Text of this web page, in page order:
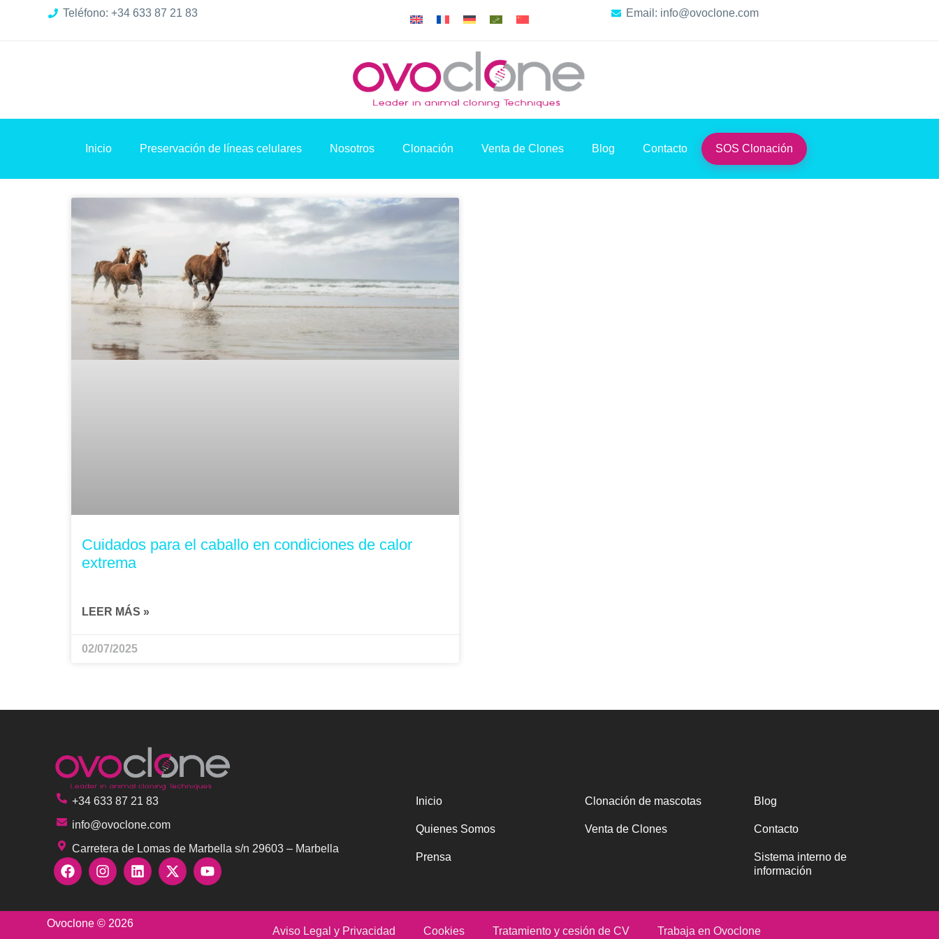
Teléfono: +34 633 87 21 83 Email: info@ovoclone.com
Inicio Preservación de líneas celulares Nosotros Clonación Venta de Clones Blog Contacto SOS Clonación
Cuidados para el caballo en condiciones de calor
extrema
LEER MÁS »
02/07/2025
+34 633 87 21 83
info@ovoclone.com
Carretera de Lomas de Marbella s/n 29603 – Marbella
Inicio
Quienes Somos
Prensa
Clonación de mascotas
Venta de Clones
Blog
Contacto
Sistema interno de
información
Ovoclone © 2026
Aviso Legal y Privacidad Cookies Tratamiento y cesión de CV Trabaja en Ovoclone